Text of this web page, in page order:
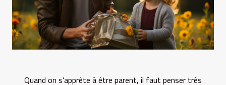
Quand on s’apprête à être parent, il faut penser très